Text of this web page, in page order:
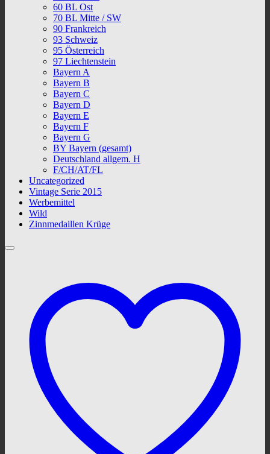
60 BL Ost
70 BL Mitte / SW
90 Frankreich
93 Schweiz
95 Österreich
97 Liechtenstein
Bayern A
Bayern B
Bayern C
Bayern D
Bayern E
Bayern F
Bayern G
BY Bayern (gesamt)
Deutschland allgem. H
F/CH/AT/FL
Uncategorized
Vintage Serie 2015
Werbemittel
Wild
Zinnmedaillen Krüge